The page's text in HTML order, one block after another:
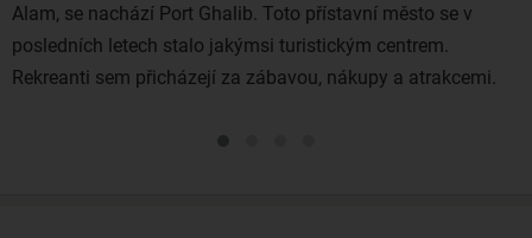
Alam, se nachází Port Ghalib. Toto přístavní město se v
posledních letech stalo jakýmsi turistickým centrem.
Rekreanti sem přicházejí za zábavou, nákupy a atrakcemi.